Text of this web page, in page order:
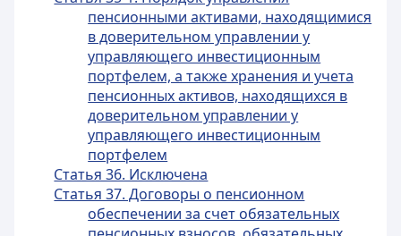
пенсионными активами, находящимися
в доверительном управлении у
управляющего инвестиционным
портфелем, а также хранения и учета
пенсионных активов, находящихся в
доверительном управлении у
управляющего инвестиционным
портфелем
Статья 36. Исключена
Статья 37. Договоры о пенсионном
обеспечении за счет обязательных